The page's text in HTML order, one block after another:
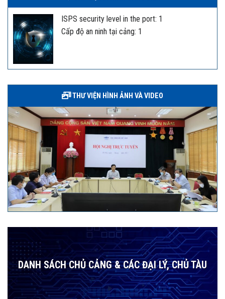
ISPS security level in the port: 1
Cấp độ an ninh tại cảng: 1
THƯ VIỆN HÌNH ẢNH VÀ VIDEO
DANH SÁCH CHỦ CẢNG & CÁC ĐẠI LÝ, CHỦ TÀU